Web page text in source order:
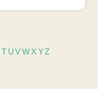
T UVW X YZ